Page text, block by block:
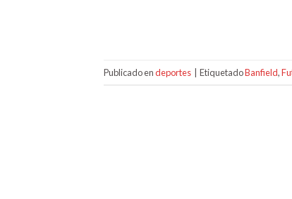
Publicado endeportes EtiquetadoBanfield,